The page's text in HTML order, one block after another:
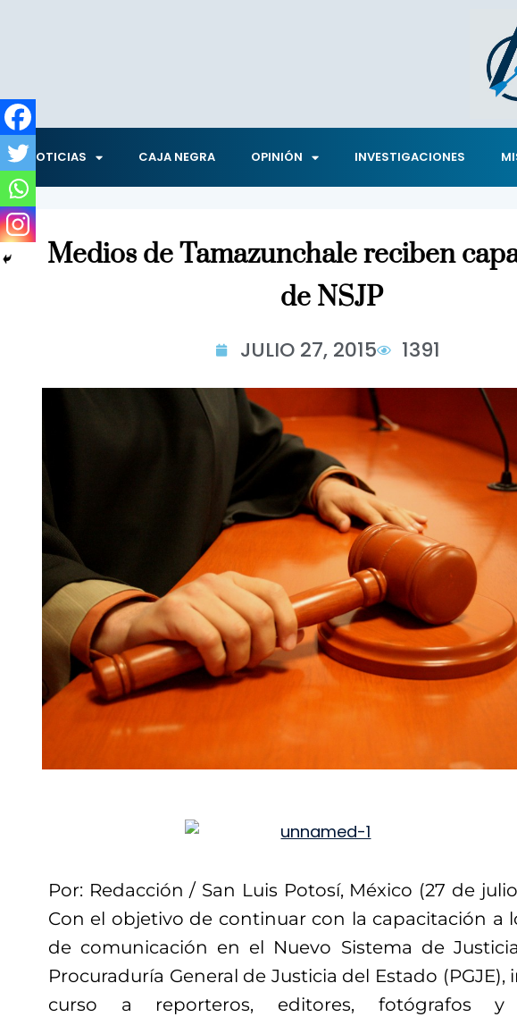
NOTICIAS CAJA NEGRA OPINIÓN INVESTIGACIONES
Medios de Tamazunchale reciben
de NSJP
JULIO 27, 2015 1391
Por: Redacción / San Luis Potosí, México (27 de
Con el objetivo de continuar con la capacitación a
de comunicación en el Nuevo Sistema de
Procuraduría General de Justicia del Estado (PGJE),
curso a reporteros, editores, fotógrafos y